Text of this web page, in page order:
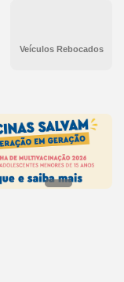
Veículos Rebocados